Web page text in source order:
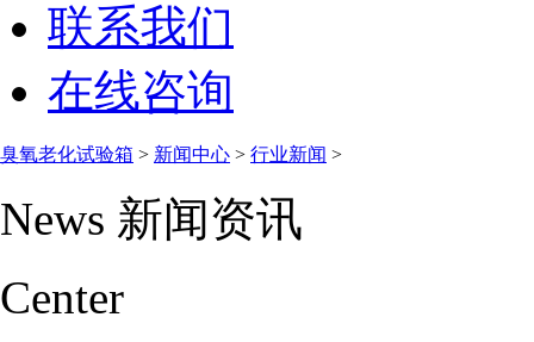
联系我们
在线咨询
臭氧老化试验箱 > 新闻中心 > 行业新闻 >
News 新闻资讯
Center